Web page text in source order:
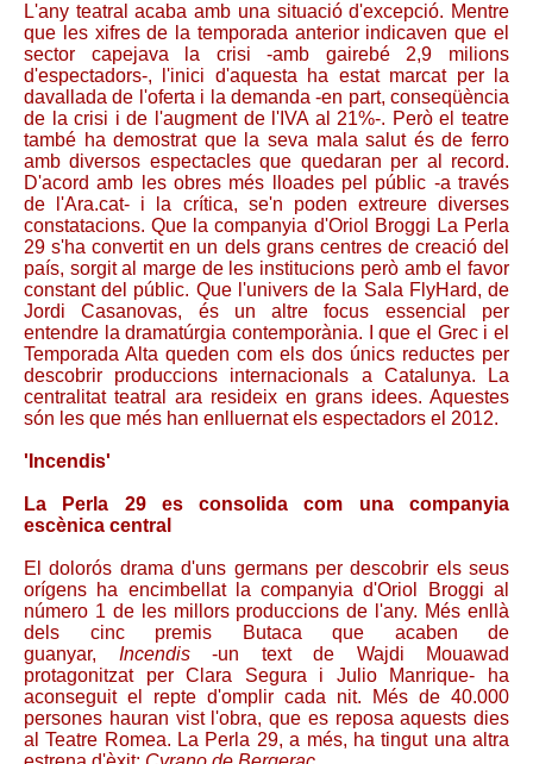
L'any teatral acaba amb una situació d'excepció. Mentre
que les xifres de la temporada anterior indicaven que el
sector capejava la crisi -amb gairebé 2,9 milions
d'espectadors-, l'inici d'aquesta ha estat marcat per la
davallada de l'oferta i la demanda -en part, conseqüència
de la crisi i de l'augment de l'IVA al 21%-. Però el teatre
també ha demostrat que la seva mala salut és de ferro
amb diversos espectacles que quedaran per al record.
D'acord amb les obres més lloades pel públic -a través
de l'Ara.cat- i la crítica, se'n poden extreure diverses
constatacions. Que la companyia d'Oriol Broggi La Perla
29 s'ha convertit en un dels grans centres de creació del
país, sorgit al marge de les institucions però amb el favor
constant del públic. Que l'univers de la Sala FlyHard, de
Jordi Casanovas, és un altre focus essencial per
entendre la dramatúrgia contemporània. I que el Grec i el
Temporada Alta queden com els dos únics reductes per
descobrir produccions internacionals a Catalunya. La
centralitat teatral ara resideix en grans idees. Aquestes
són les que més han enlluernat els espectadors el 2012.
'Incendis'
La Perla 29 es consolida com una companyia
escènica central
El dolorós drama d'uns germans per descobrir els seus
orígens ha encimbellat la companyia d'Oriol Broggi al
número 1 de les millors produccions de l'any. Més enllà
dels cinc premis Butaca que acaben de
guanyar, Incendis-un text de Wajdi Mouawad
protagonitzat per Clara Segura i Julio Manrique- ha
aconseguit el repte d'omplir cada nit. Més de 40.000
persones hauran vist l'obra, que es reposa aquests dies
al Teatre Romea. La Perla 29, a més, ha tingut una altra